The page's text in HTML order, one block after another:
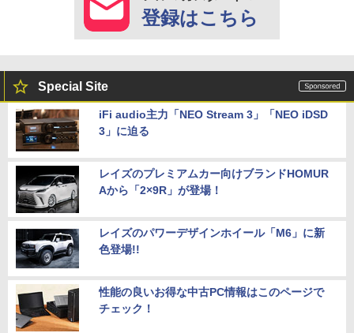
登録はこちら
Special Site
iFi audio主力「NEO Stream 3」「NEO iDSD
3」に迫る
レイズのプレミアムカー向けブランドHOMUR
Aから「2×9R」が登場！
レイズのパワーデザインホイール「M6」に新
色登場!!
性能の良いお得な中古PC情報はこのページで
チェック！